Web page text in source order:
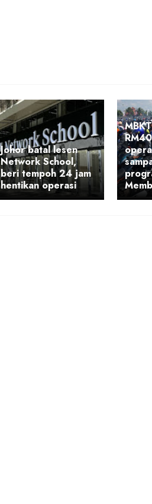
Johor batal lesen
Network School,
beri tempoh 24 jam
hentikan operasi